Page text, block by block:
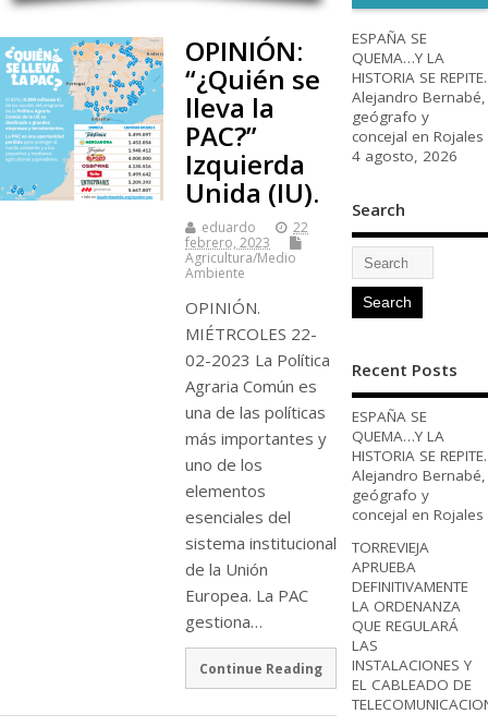
OPINIÓN:
“¿Quién se
lleva la
PAC?”
Izquierda
Unida (IU).
eduardo
22
febrero, 2023
Agricultura/Medio
Ambiente
OPINIÓN.
MIÉTRCOLES 22-
02-2023 La Política
Agraria Común es
una de las políticas
más importantes y
uno de los
elementos
esenciales del
sistema institucional
de la Unión
Europea. La PAC
gestiona…
Continue Reading
ESPAÑA SE
QUEMA…Y LA
HISTORIA SE REPITE.
Alejandro Bernabé,
geógrafo y
concejal en Rojales
4 agosto, 2026
Search
Recent Posts
ESPAÑA SE
QUEMA…Y LA
HISTORIA SE REPITE.
Alejandro Bernabé,
geógrafo y
concejal en Rojales
TORREVIEJA
APRUEBA
DEFINITIVAMENTE
LA ORDENANZA
QUE REGULARÁ
LAS
INSTALACIONES Y
EL CABLEADO DE